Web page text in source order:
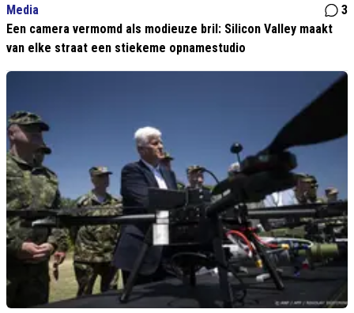
Media
3
Een camera vermomd als modieuze bril: Silicon Valley maakt
van elke straat een stiekeme opnamestudio